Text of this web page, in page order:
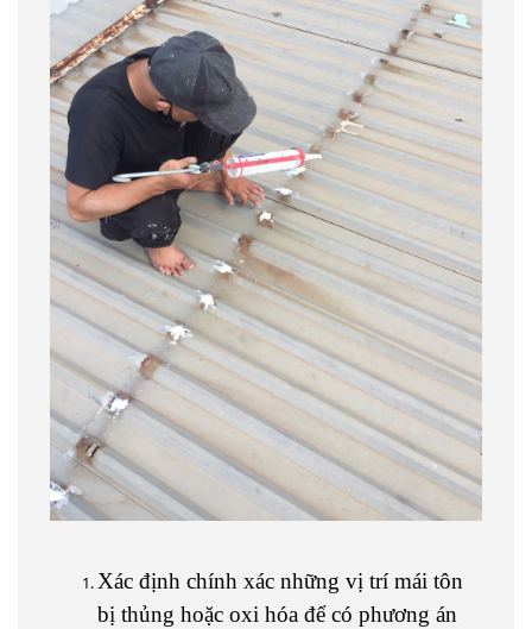
Xác định chính xác những vị trí mái tôn
bị thủng hoặc oxi hóa để có phương án